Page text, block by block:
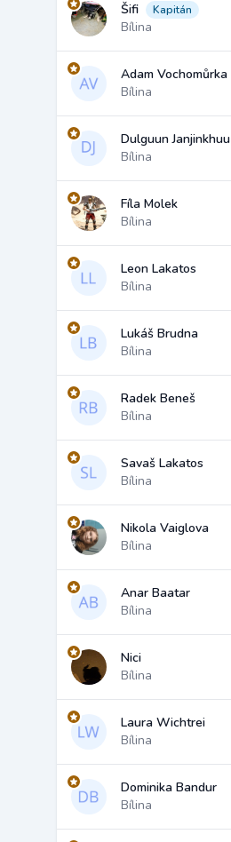
Šifi Kapitán
Bílina
Adam Vochomůrka
Bílina
Dulguun Janjinkhuu
Bílina
Fíla Molek
Bílina
Leon Lakatos
Bílina
Lukáš Brudna
Bílina
Radek Beneš
Bílina
Savaš Lakatos
Bílina
Nikola Vaiglova
Bílina
Anar Baatar
Bílina
Nici
Bílina
Laura Wichtrei
Bílina
Dominika Bandur
Bílina